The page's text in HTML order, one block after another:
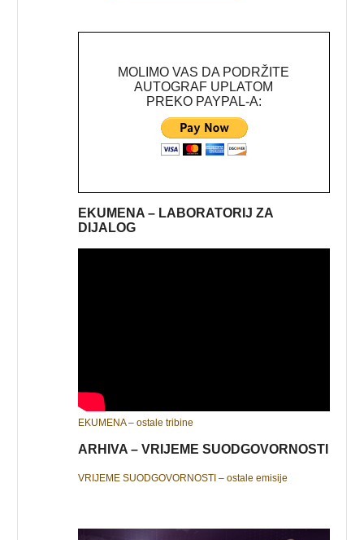
MOLIMO VAS DA PODRŽITE
AUTOGRAF UPLATOM
PREKO PAYPAL-A:
EKUMENA – LABORATORIJ ZA
DIJALOG
EKUMENA – ostale tribine
ARHIVA – VRIJEME SUODGOVORNOSTI
VRIJEME SUODGOVORNOSTI – ostale emisije